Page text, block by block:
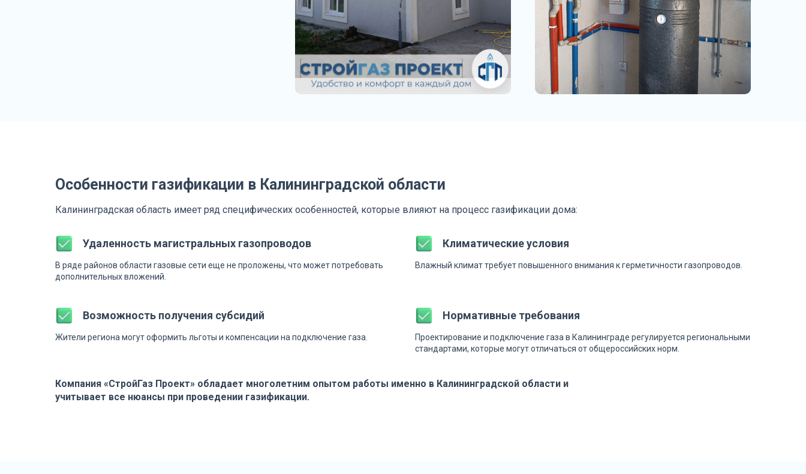
Особенности газификации в Калининградской области
Калининградская область имеет ряд специфических особенностей, которые влияют на процесс газификации дома:
Удаленность магистральных газопроводов
В ряде районов области газовые сети еще не проложены, что может потребовать
дополнительных вложений.
Климатические условия
Влажный климат требует повышенного внимания к герметичности газопроводов.
Возможность получения субсидий
Жители региона могут оформить льготы и компенсации на подключение газа.
Нормативные требования
Проектирование и подключение газа в Калининграде регулируется региональными
стандартами, которые могут отличаться от общероссийских норм.
Компания «СтройГаз Проект» обладает многолетним опытом работы именно в Калининградской области и
учитывает все нюансы при проведении газификации.